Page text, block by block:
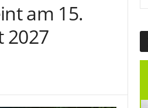
am 15.
2027